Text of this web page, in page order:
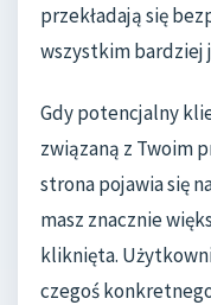
przekładają się
wszystkim bardziej
Gdy potencjalny
związaną z Twoim
strona pojawia się
masz znacznie
kliknięta.
czegoś